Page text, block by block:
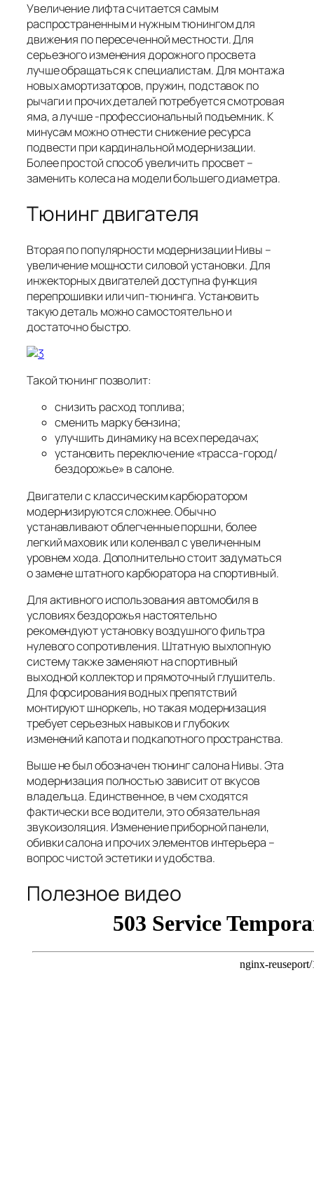
Увеличение лифта считается самым
распространенным и нужным тюнингом для
движения по пересеченной местности. Для
серьезного изменения дорожного просвета
лучше обращаться к специалистам. Для монтажа
новых амортизаторов, пружин, подставок по
рычаги и прочих деталей потребуется смотровая
яма, а лучше -профессиональный подъемник. К
минусам можно отнести снижение ресурса
подвести при кардинальной модернизации.
Более простой способ увеличить просвет –
заменить колеса на модели большего диаметра.
Тюнинг двигателя
Вторая по популярности модернизации Нивы –
увеличение мощности силовой установки. Для
инжекторных двигателей доступна функция
перепрошивки или чип-тюнинга. Установить
такую деталь можно самостоятельно и
достаточно быстро.
Такой тюнинг позволит:
снизить расход топлива;
сменить марку бензина;
улучшить динамику на всех передачах;
установить переключение «трасса-город/
бездорожье» в салоне.
Двигатели с классическим карбюратором
модернизируются сложнее. Обычно
устанавливают облегченные поршни, более
легкий маховик или коленвал с увеличенным
уровнем хода. Дополнительно стоит задуматься
о замене штатного карбюратора на спортивный.
Для активного использования автомобиля в
условиях бездорожья настоятельно
рекомендуют установку воздушного фильтра
нулевого сопротивления. Штатную выхлопную
систему также заменяют на спортивный
выходной коллектор и прямоточный глушитель.
Для форсирования водных препятствий
монтируют шноркель, но такая модернизация
требует серьезных навыков и глубоких
изменений капота и подкапотного пространства.
Выше не был обозначен тюнинг салона Нивы. Эта
модернизация полностью зависит от вкусов
владельца. Единственное, в чем сходятся
фактически все водители, это обязательная
звукоизоляция. Изменение приборной панели,
обивки салона и прочих элементов интерьера –
вопрос чистой эстетики и удобства.
Полезное видео